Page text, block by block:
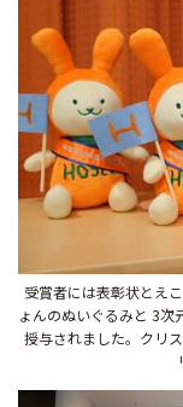
受賞者には表彰状とえ
ょんのぬいぐるみと 3
授与されました。クリ